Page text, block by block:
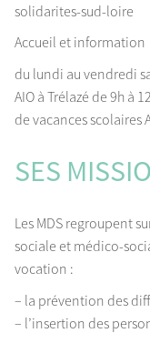
solidarites-sud-loire
Accueil et information
du lundi au vendredi
AIO à Trélazé de 9h à
de vacances
SES
Les MDS regroupent
sociale et médico-
vocation :
– la prévention des
– l’insertion des